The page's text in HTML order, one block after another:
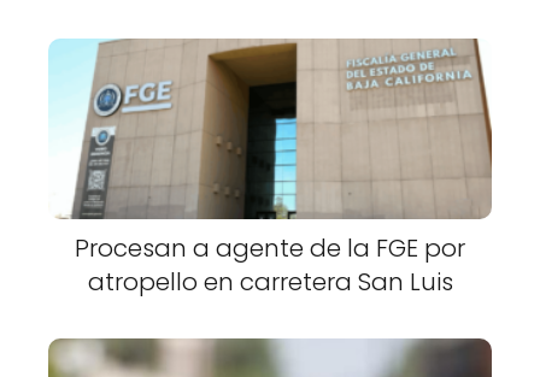
Procesan a agente de la FGE por
atropello en carretera San Luis